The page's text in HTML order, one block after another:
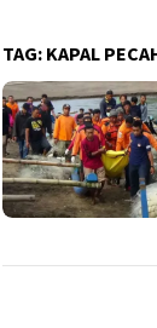
TAG: KAPAL